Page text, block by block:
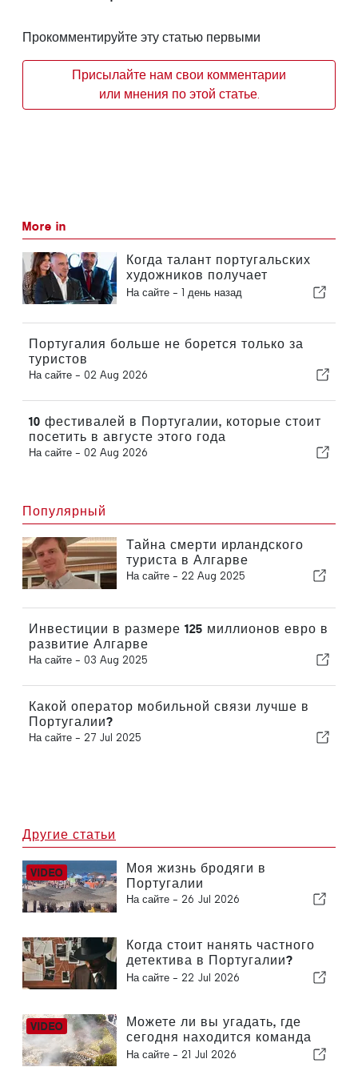
Прокомментируйте эту статью первыми
Присылайте нам свои комментарии
или мнения по этой статье.
More in
Когда талант португальских
художников получает
признание за рубежом
На сайте - 1 день назад
Португалия больше не борется только за
туристов
На сайте - 02 Aug 2026
10 фестивалей в Португалии, которые стоит
посетить в августе этого года
На сайте - 02 Aug 2026
Популярный
Тайна смерти ирландского
туриста в Алгарве
На сайте - 22 Aug 2025
Инвестиции в размере 125 миллионов евро в
развитие Алгарве
На сайте - 03 Aug 2025
Какой оператор мобильной связи лучше в
Португалии?
На сайте - 27 Jul 2025
Другие статьи
Моя жизнь бродяги в
Португалии
На сайте - 26 Jul 2026
Когда стоит нанять частного
детектива в Португалии?
Пять ситуаций, в которых
роль
На сайте - 22 Jul 2026
Можете ли вы угадать, где
сегодня находится команда
The Portugal News?
На сайте - 21 Jul 2026